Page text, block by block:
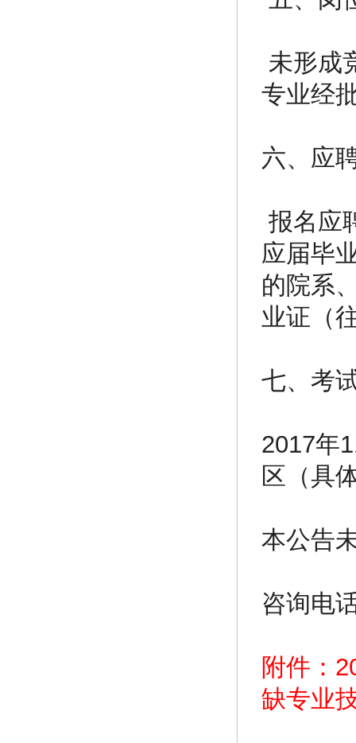
未形成
专业经
六、应
报名应
应届毕
的院系
业证（
七、考
2017年
区（具
本公告
咨询电
附件：
缺专业